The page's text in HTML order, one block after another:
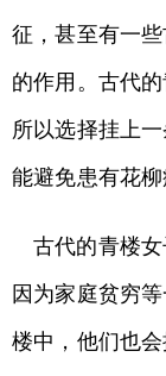
征，甚至有一
的作用。古代
所以选择挂上
能避免患有花柳
古代的青楼
因为家庭贫穷
楼中，他们也